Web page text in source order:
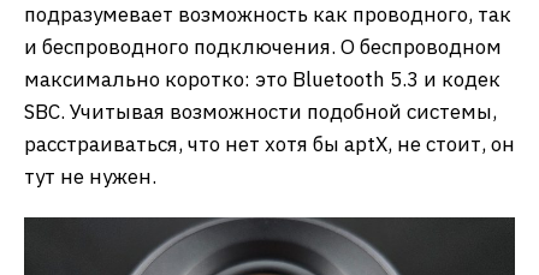
подразумевает возможность как проводного, так
и беспроводного подключения. О беспроводном
максимально коротко: это Bluetooth 5.3 и кодек
SBC. Учитывая возможности подобной системы,
расстраиваться, что нет хотя бы aptX, не стоит, он
тут не нужен.